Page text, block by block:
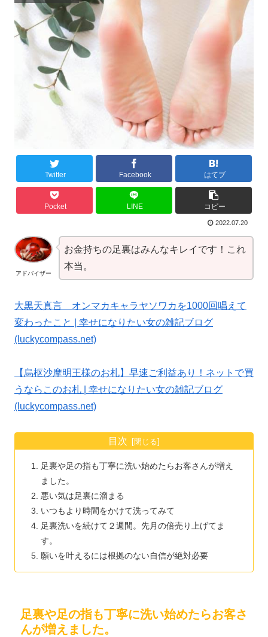
Twitter Facebook はてブ
Pocket LINE コピー
2022.07.20
アドバイザー
お金持ちの足裏はみんなキレイです！これ
本当。
大黒天真言 オンマカキャラヤソワカを1000回唱えて
変わったこと | 幸せになりたい女の雑記ブログ
(luckycompass.net)
【烏枢沙摩明王様のお札】早速ご利益あり！ネットで買
うならこのお札 | 幸せになりたい女の雑記ブログ
(luckycompass.net)
目次
足裏や足の指も丁寧に洗い始めたらお客さんが増え
ました。
悪い気は足裏に溜まる
いつもより時間をかけて洗ってみて
足裏洗いを続けて２週間。先月の倍売り上げてま
す。
願いを叶えるには根拠のない自信が絶対必要
足裏や足の指も丁寧に洗い始めたらお客さ
んが増えました。